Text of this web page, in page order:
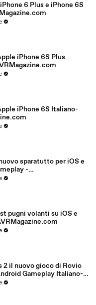
6 Plus e iPhone 6S
iPhone 6S Plus
iPhone 6S Italiano-
sparatutto per iOS e
-
pugni volanti su iOS e
2 il nuovo gioco di Rovio
Gameplay Italiano-
(720p)